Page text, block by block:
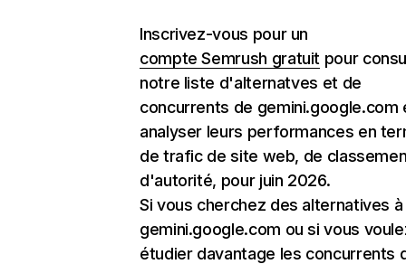
Inscrivez-vous pour un
compte Semrush gratuit pour
notre liste d'alternatves et de
concurrents de gemini.google.com
analyser leurs performances en
de trafic de site web, de
d'autorité, pour juin 2026.
Si vous cherchez des alternatives à
gemini.google.com ou si vous
étudier davantage les concurrents